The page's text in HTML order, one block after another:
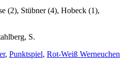
(2), Stübner (4), Hobeck (1),
S.
, Punktspiel, Rot-Weiß Werneuchen